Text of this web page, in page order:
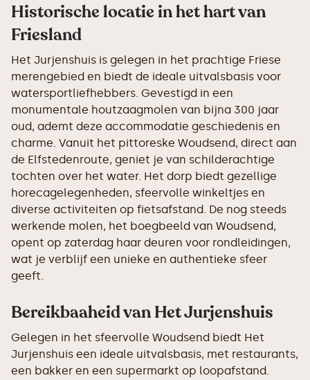
Historische locatie in het hart van
Friesland
Het Jurjenshuis is gelegen in het prachtige Friese
merengebied en biedt de ideale uitvalsbasis voor
watersportliefhebbers. Gevestigd in een
monumentale houtzaagmolen van bijna 300 jaar
oud, ademt deze accommodatie geschiedenis en
charme. Vanuit het pittoreske Woudsend, direct aan
de Elfstedenroute, geniet je van schilderachtige
tochten over het water. Het dorp biedt gezellige
horecagelegenheden, sfeervolle winkeltjes en
diverse activiteiten op fietsafstand. De nog steeds
werkende molen, het boegbeeld van Woudsend,
opent op zaterdag haar deuren voor rondleidingen,
wat je verblijf een unieke en authentieke sfeer
geeft.
Bereikbaaheid van Het Jurjenshuis
Gelegen in het sfeervolle Woudsend biedt Het
Jurjenshuis een ideale uitvalsbasis, met restaurants,
een bakker en een supermarkt op loopafstand.